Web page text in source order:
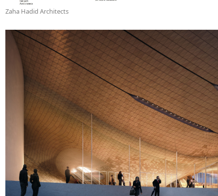
Zaha Hadid Architects